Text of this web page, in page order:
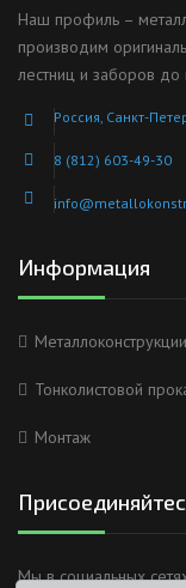
Наш профиль –
производим
лестниц и заборов до
Россия, Санкт-
8 (812) 603-49-30
Информация
Металлоконструкции
Тонколистовой
Монтаж
Мы в социальных
Анна